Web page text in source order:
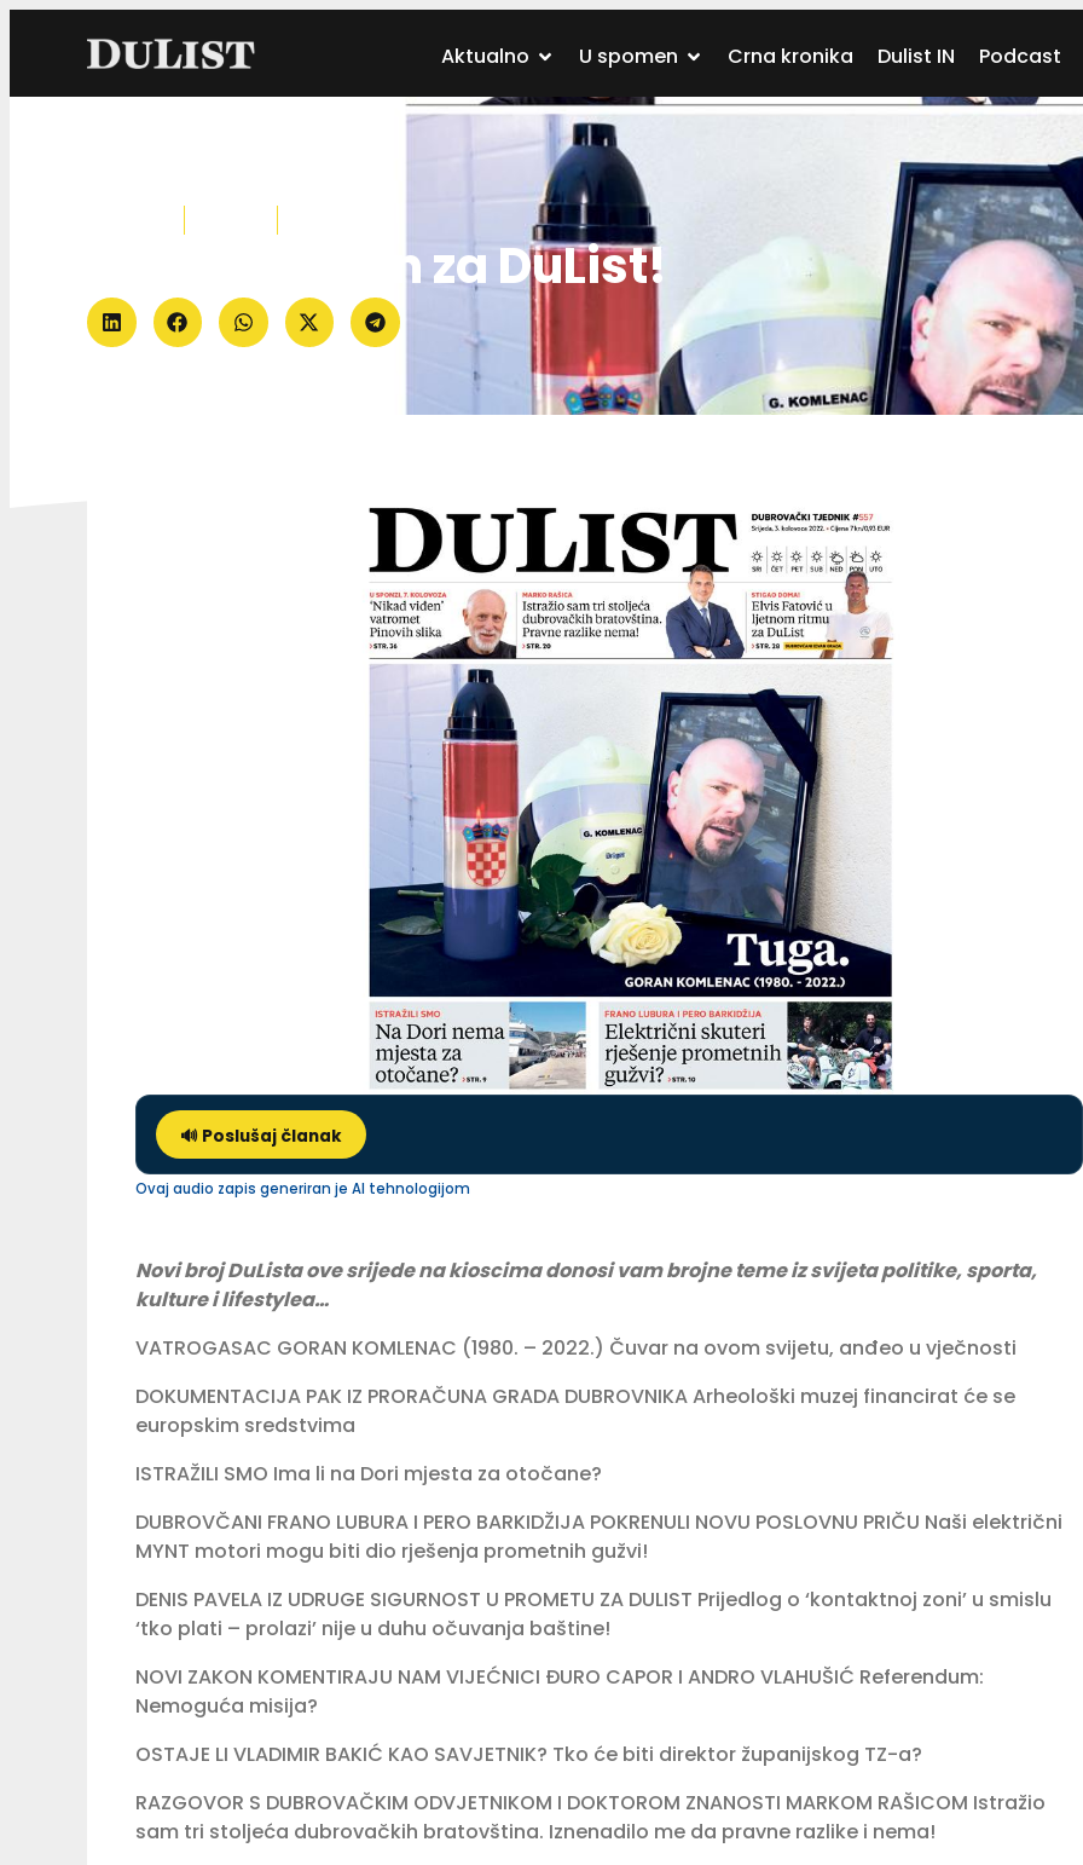
Aktualno U spomen Crna kronika Dulist IN Podcast
Srijeda je dan za DuList!
🔊 Poslušaj članak
Ovaj audio zapis generiran je AI tehnologijom
Novi broj DuLista ove srijede na kioscima donosi vam brojne teme iz svijeta politike, sporta,
kulture i lifestylea…
VATROGASAC GORAN KOMLENAC (1980. – 2022.) Čuvar na ovom svijetu, anđeo u vječnosti
DOKUMENTACIJA PAK IZ PRORAČUNA GRADA DUBROVNIKA Arheološki muzej financirat će se
europskim sredstvima
ISTRAŽILI SMO Ima li na Dori mjesta za otočane?
DUBROVČANI FRANO LUBURA I PERO BARKIDŽIJA POKRENULI NOVU POSLOVNU PRIČU Naši električni
MYNT motori mogu biti dio rješenja prometnih gužvi!
DENIS PAVELA IZ UDRUGE SIGURNOST U PROMETU ZA DULIST Prijedlog o ‘kontaktnoj zoni’ u smislu
‘tko plati – prolazi’ nije u duhu očuvanja baštine!
NOVI ZAKON KOMENTIRAJU NAM VIJEĆNICI ĐURO CAPOR I ANDRO VLAHUŠIĆ Referendum:
Nemoguća misija?
OSTAJE LI VLADIMIR BAKIĆ KAO SAVJETNIK? Tko će biti direktor županijskog TZ-a?
RAZGOVOR S DUBROVAČKIM ODVJETNIKOM I DOKTOROM ZNANOSTI MARKOM RAŠICOM Istražio
sam tri stoljeća dubrovačkih bratovština. Iznenadilo me da pravne razlike i nema!